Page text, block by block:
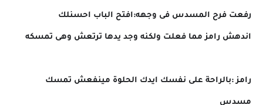
رفعت فرح المسدس فى وجهه:افتح الباب احسنلك
اندهش رامز مما فعلت ولكنه وجد يدها ترتعش وهى تمسكه
رامز :بالراحة على نفسك ايدك الحلوة مينفعش تمسك
مسدس